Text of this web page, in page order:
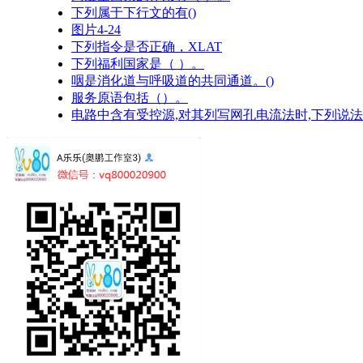
下列属于下行文的有()
图片4-24
下列指令是否正确，XLAT
下列福利国家是（ ）。
咽是消化道与呼吸道的共同通道。()
服务原语包括（）。
电路中含有受控源,对其列写网孔电流法时,下列说